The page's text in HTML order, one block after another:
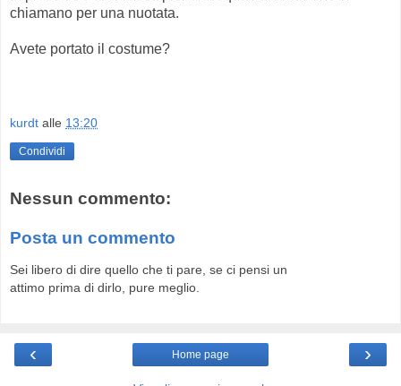
chiamano per una nuotata.
Avete portato il costume?
kurdt alle 13:20
Condividi
Nessun commento:
Posta un commento
Sei libero di dire quello che ti pare, se ci pensi un
attimo prima di dirlo, pure meglio.
‹ ›
Home page